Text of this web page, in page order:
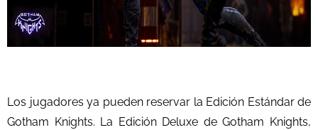
Los jugadores ya pueden reservar la Edición Estándar de
Gotham Knights. La Edición Deluxe de Gotham Knights,